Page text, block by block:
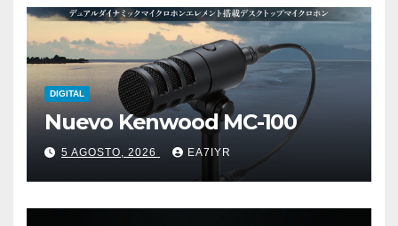
DIGITAL
Nuevo Kenwood MC-100
5 AGOSTO, 2026 EA7IYR